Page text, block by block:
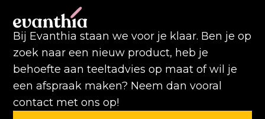
Bij Evanthia staan we voor je klaar. Ben je op
zoek naar een nieuw product, heb je
behoefte aan teeltadvies op maat of wil je
een afspraak maken? Neem dan vooral
contact met ons op!